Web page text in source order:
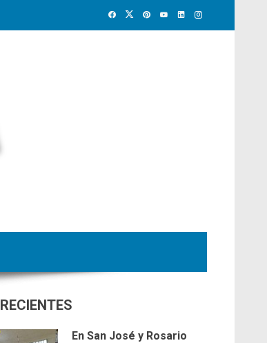
RECIENTES
En San José y Rosario